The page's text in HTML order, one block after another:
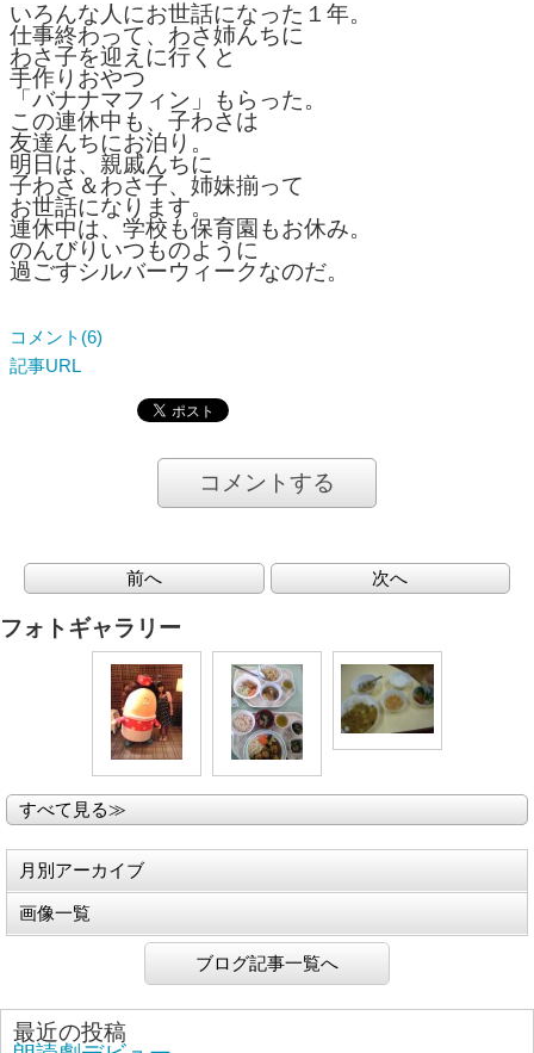
いろんな人にお世話になった１年。
仕事終わって、わさ姉んちに
わさ子を迎えに行くと
手作りおやつ
「バナナマフィン」もらった。
この連休中も、子わさは
友達んちにお泊り。
明日は、親戚んちに
子わさ＆わさ子、姉妹揃って
お世話になります。
連休中は、学校も保育園もお休み。
のんびりいつものように
過ごすシルバーウィークなのだ。
コメント(6)
記事URL
コメントする
前へ 次へ
フォトギャラリー
すべて見る≫
月別アーカイブ
画像一覧
ブログ記事一覧へ
最近の投稿